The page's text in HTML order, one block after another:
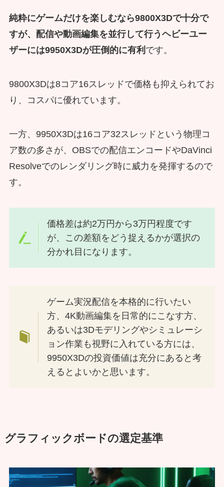
純粋にゲームだけを楽しむなら9800X3Dで十分で
すが、配信や動画編集を並行して行うヘビーユー
ザーには9950X3Dが圧倒的に有利 です。
9800X3Dは8コア16スレッドで価格も抑えられてお
り、コスパに優れています。
一方、9950X3Dは16コア32スレッドという物理コ
ア数の多さが、OBSでの配信エンコードやDaVinci
Resolveでのレンダリング時に威力を発揮するので
す。
価格差は約2万円から3万円程度です
が、この差額をどう捉えるかが選択の
分かれ目になります。
ゲーム実況配信を本格的に行いたい
方、4K動画編集を日常的にこなす方、
あるいは3Dモデリングやシミュレーシ
ョン作業も視野に入れている方には、
9950X3Dの投資価値は充分にあると考
えるとよいかと思います。
グラフィックボードの選定基準